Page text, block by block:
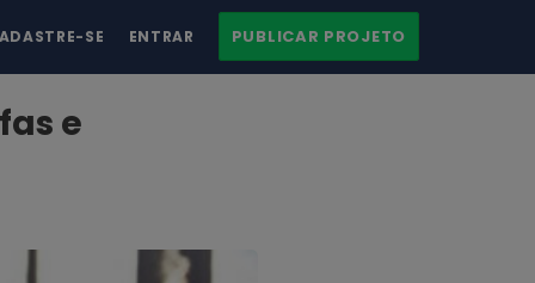
SE ENTRAR PUBLICAR PROJETO
e